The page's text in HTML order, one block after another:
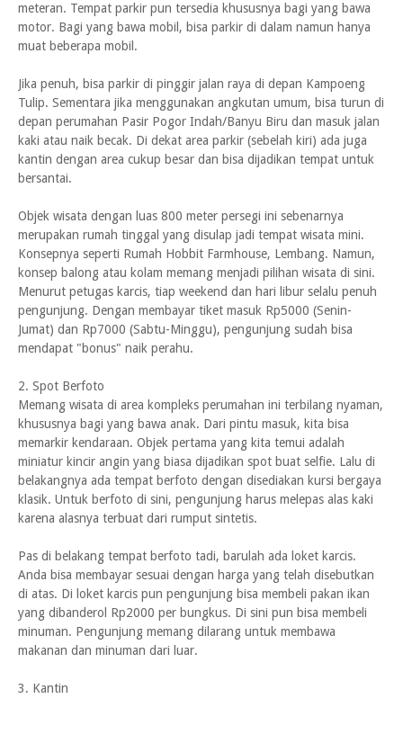
meteran. Tempat parkir pun tersedia khususnya bagi yang bawa
motor. Bagi yang bawa mobil, bisa parkir di dalam namun hanya
muat beberapa mobil.
Jika penuh, bisa parkir di pinggir jalan raya di depan Kampoeng
Tulip. Sementara jika menggunakan angkutan umum, bisa turun di
depan perumahan Pasir Pogor Indah/Banyu Biru dan masuk jalan
kaki atau naik becak. Di dekat area parkir (sebelah kiri) ada juga
kantin dengan area cukup besar dan bisa dijadikan tempat untuk
bersantai.
Objek wisata dengan luas 800 meter persegi ini sebenarnya
merupakan rumah tinggal yang disulap jadi tempat wisata mini.
Konsepnya seperti Rumah Hobbit Farmhouse, Lembang. Namun,
konsep balong atau kolam memang menjadi pilihan wisata di sini.
Menurut petugas karcis, tiap weekend dan hari libur selalu penuh
pengunjung. Dengan membayar tiket masuk Rp5000 (Senin-
Jumat) dan Rp7000 (Sabtu-Minggu), pengunjung sudah bisa
mendapat "bonus" naik perahu.
2. Spot Berfoto
Memang wisata di area kompleks perumahan ini terbilang nyaman,
khususnya bagi yang bawa anak. Dari pintu masuk, kita bisa
memarkir kendaraan. Objek pertama yang kita temui adalah
miniatur kincir angin yang biasa dijadikan spot buat selfie. Lalu di
belakangnya ada tempat berfoto dengan disediakan kursi bergaya
klasik. Untuk berfoto di sini, pengunjung harus melepas alas kaki
karena alasnya terbuat dari rumput sintetis.
Pas di belakang tempat berfoto tadi, barulah ada loket karcis.
Anda bisa membayar sesuai dengan harga yang telah disebutkan
di atas. Di loket karcis pun pengunjung bisa membeli pakan ikan
yang dibanderol Rp2000 per bungkus. Di sini pun bisa membeli
minuman. Pengunjung memang dilarang untuk membawa
makanan dan minuman dari luar.
3. Kantin